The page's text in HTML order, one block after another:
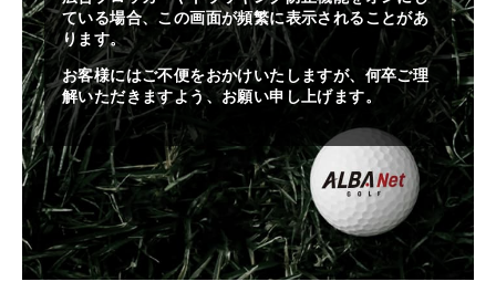
ている場合、この画面が頻繁に表示されることがあ
ります。
お客様にはご不便をおかけいたしますが、何卒ご理
解いただきますよう、お願い申し上げます。